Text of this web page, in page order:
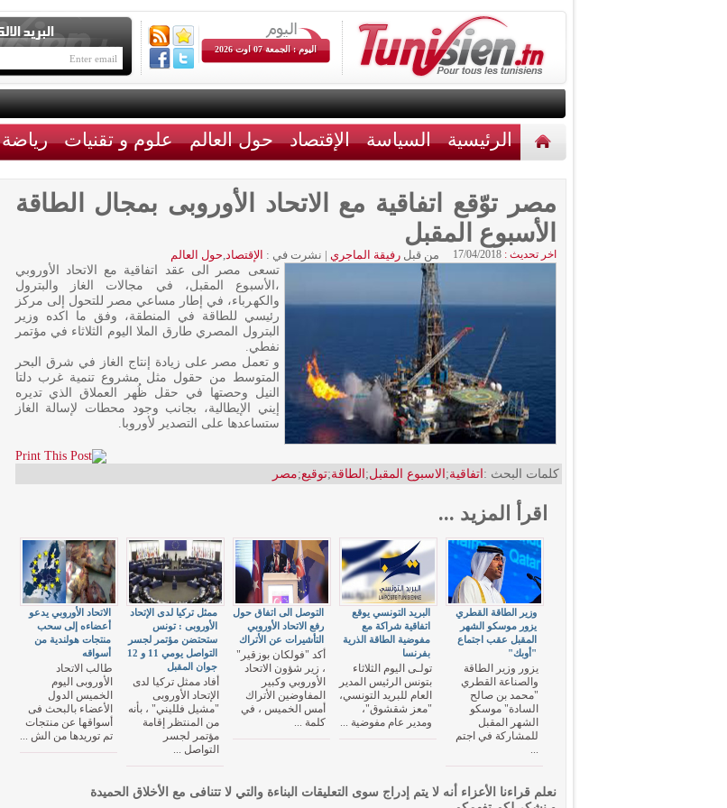
اليوم : الجمعة 07 اوت 2026
الرئيسية السياسة الإقتصاد حول العالم علوم و تقنيات رياضة
مصر توّقع اتفاقية مع الاتحاد الأوروبى بمجال الطاقة
الأسبوع المقبل
اخر تحديث : 17/04/2018 من قبلرفيقة الماجري | نشرت في : الإقتصاد,حول العالم
تسعى مصر الى عقد اتفاقية مع الاتحاد الأوروبي
،الأسبوع المقبل، في مجالات الغاز والبترول
والكهرباء، في إطار مساعي مصر للتحول إلى مركز
رئيسي للطاقة في المنطقة، وفق ما اكده وزير
البترول المصري طارق الملا اليوم الثلاثاء في مؤتمر
نفطي.
و تعمل مصر على زيادة إنتاج الغاز في شرق البحر
المتوسط من حقول مثل مشروع تنمية غرب دلتا
النيل وحصتها في حقل ظُهر العملاق الذي تديره
إيني الإيطالية، بجانب وجود محطات لإسالة الغاز
ستساعدها على التصدير لأوروبا.
كلمات البحث : اتفاقية; الاسبوع المقبل; الطاقة;توقيع;مصر
اقرأ المزيد ...
الاتحاد الأوروبي يدعو
أعضاءه إلى سحب
منتجات هولندية من
أسواقه
طالب الاتحاد
الأوروبى اليوم
الخميس الدول
الأعضاء بالبحث فى
أسواقها عن منتجات
تم توريدها من الش ...
ممثل تركيا لدى الإتحاد
الأوروبى : تونس
ستحتضن مؤتمر لجسر
التواصل يومي 11 و 12
جوان المقبل
أفاد ممثل تركيا لدى
الإتحاد الأوروبى
"مشيل فلليني" ، بأنه
من المنتظر إقامة
مؤتمر لجسر
التواصل ...
التوصل الى اتفاق حول
رفع الاتحاد الأوروبي
التأشيرات عن الأتراك
أكد "فولكان بوزقير"
، زير شؤون الاتحاد
الأوروبي وكبير
المفاوضين الأتراك
أمس الخميس ، في
كلمة ...
البريد التونسي يوقع
اتفاقية شراكة مع
مفوضية الطاقة الذرية
بفرنسا
تولـى اليوم الثلاثاء
بتونس الرئيس المدير
العام للبريد التونسي،
"معز شقشوق"،
ومدير عام مفوضية ...
وزير الطاقة القطري
يزور موسكو الشهر
المقبل عقب اجتماع
"أوبك"
يزور وزير الطاقة
والصناعة القطري
"محمد بن صالح
السادة" موسكو
الشهر المقبل
للمشاركة في اجتم
...
نعلم قراءنا الأعزاء أنه لا يتم إدراج سوى التعليقات البناءة والتي لا تتنافى مع الأخلاق الحميدة